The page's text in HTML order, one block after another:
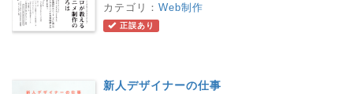
カテゴリ： Web制作
正誤あり
新人デザイナーの仕事